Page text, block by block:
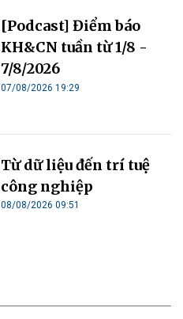
[Podcast] Điểm báo
KH&CN tuần từ 1/8 -
7/8/2026
07/08/2026 19:29
Từ dữ liệu đến trí tuệ
công nghiệp
08/08/2026 09:51